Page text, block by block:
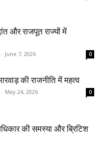
और राजपूत राज्यों में
- June 7, 2026 0
की राजनीति में महत्व
- May 24, 2026 0
की समस्या और ब्रिटिश